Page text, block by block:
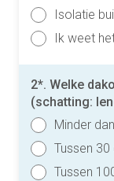
Isolatie
Ik weet
2*. Welke
(schatting:
Minder
Tussen 30
Tussen